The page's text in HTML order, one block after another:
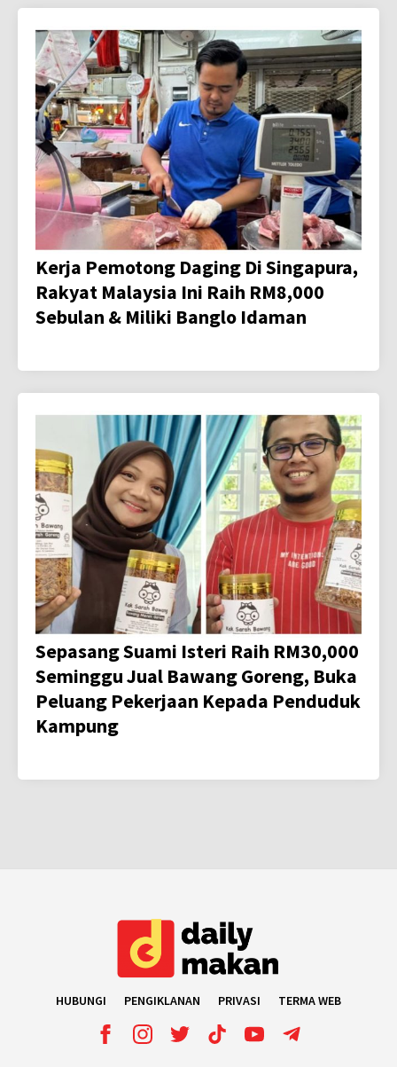
Kerja Pemotong Daging Di Singapura,
Rakyat Malaysia Ini Raih RM8,000
Sebulan & Miliki Banglo Idaman
Sepasang Suami Isteri Raih RM30,000
Seminggu Jual Bawang Goreng, Buka
Peluang Pekerjaan Kepada Penduduk
Kampung
HUBUNGI PENGIKLANAN PRIVASI TERMA WEB